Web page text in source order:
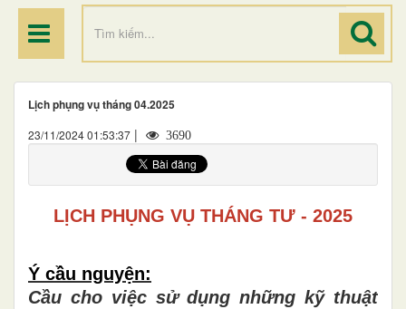
Lịch phụng vụ tháng 04.2025
23/11/2024 01:53:37 | 3690
LỊCH PHỤNG VỤ THÁNG TƯ - 2025
Ý cầu nguyện:
Cầu cho việc sử dụng những kỹ thuật